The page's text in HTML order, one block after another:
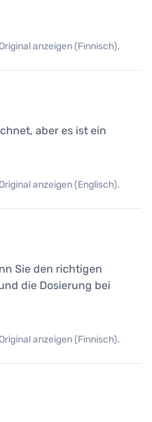
anzeigen (Finnisch).
aber es ist ein
anzeigen (Englisch).
Sie den richtigen
die Dosierung bei
anzeigen (Finnisch).